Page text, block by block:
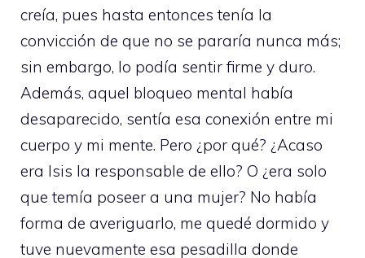
creía, pues hasta entonces tenía la
convicción de que no se pararía nunca más;
sin embargo, lo podía sentir firme y duro.
Además, aquel bloqueo mental había
desaparecido, sentía esa conexión entre mi
cuerpo y mi mente. Pero ¿por qué? ¿Acaso
era Isis la responsable de ello? O ¿era solo
que temía poseer a una mujer? No había
forma de averiguarlo, me quedé dormido y
tuve nuevamente esa pesadilla donde